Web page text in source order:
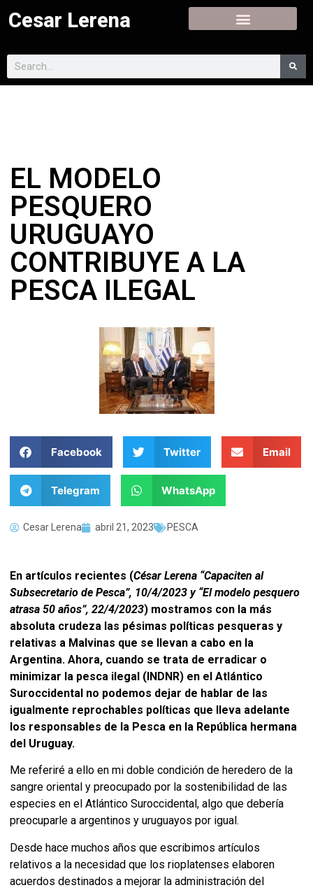
Cesar Lerena
EL MODELO
PESQUERO
URUGUAYO
CONTRIBUYE A LA
PESCA ILEGAL
Facebook Twitter Email
Telegram WhatsApp
Cesar Lerena abril 21, 2023 PESCA
En artículos recientes (César Lerena “Capaciten al
Subsecretario de Pesca”, 10/4/2023 y “El modelo pesquero
atrasa 50 años”, 22/4/2023) mostramos con la más
absoluta crudeza las pésimas políticas pesqueras y
relativas a Malvinas que se llevan a cabo en la
Argentina. Ahora, cuando se trata de erradicar o
minimizar la pesca ilegal (INDNR) en el Atlántico
Suroccidental no podemos dejar de hablar de las
igualmente reprochables políticas que lleva adelante
los responsables de la Pesca en la República hermana
del Uruguay.
Me referiré a ello en mi doble condición de heredero de la
sangre oriental y preocupado por la sostenibilidad de las
especies en el Atlántico Suroccidental, algo que debería
preocuparle a argentinos y uruguayos por igual.
Desde hace muchos años que escribimos artículos
relativos a la necesidad que los rioplatenses elaboren
acuerdos destinados a mejorar la administración del